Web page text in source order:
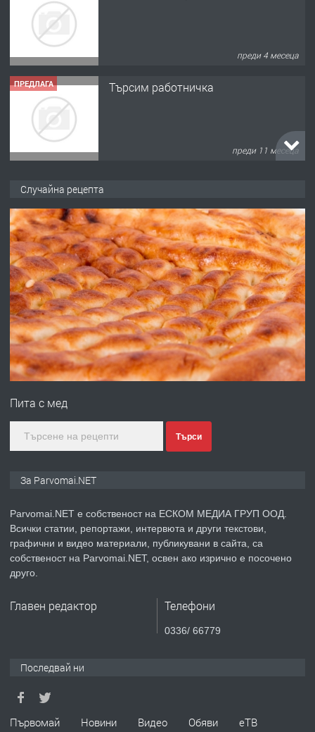
преди 4 месеца
ПРЕДЛАГА Търсим работничка
преди 11 месеца
преди 1 година
ПРЕДЛАГА Работа за общи работници
преди 1 година
ПРЕДЛАГА
Първи поход "По стъпките на Ангел
преди 1 година
ПРЕДЛАГА Уроци по Математика
преди 1 година
Случайна рецепта
Пита с мед
Търси
За Parvomai.NET
Parvomai.NET е собственост на ЕСКОМ МЕДИА ГРУП ООД.
Всички статии, репортажи, интервюта и други текстови,
графични и видео материали, публикувани в сайта, са
собственост на Parvomai.NET, освен ако изрично е посочено
друго.
Главен редактор Телефони
0336/ 66779
Последвай ни
Първомай Новини Видео Обяви
еТВ